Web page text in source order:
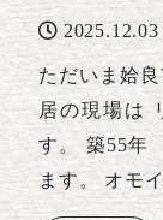
2025.12.03
ただいま姶
居の現場は
す。 築55年
ます。 オモ